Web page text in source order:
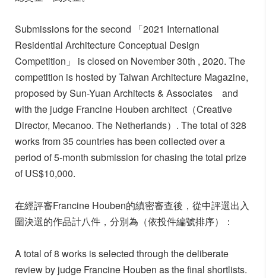
Submissions for the second 「2021 International
Residential Architecture Conceptual Design
Competition」 is closed on November 30th , 2020. The
competition is hosted by Taiwan Architecture Magazine,
proposed by Sun-Yuan Architects & Associates and
with the judge Francine Houben architect（Creative
Director, Mecanoo. The Netherlands）. The total of 328
works from 35 countries has been collected over a
period of 5-month submission for chasing the total prize
of US$10,000.
在經評審Francine Houben的縝密審查後，從中評選出入
圍決選的作品計八件，分別為（依投件編號排序）：
A total of 8 works is selected through the deliberate
review by judge Francine Houben as the final shortlists.